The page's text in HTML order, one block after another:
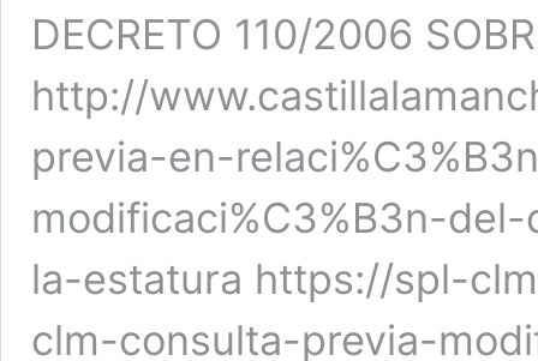
DECRETO 110/2006
http://
previa-en-
modificaci%C3%B3n-
la-estatura https://spl-
clm-consulta-previa-